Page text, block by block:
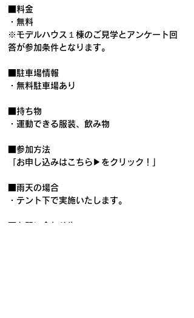
■料金
・無料
※モデルハウス１棟のご見学とアンケート回
答が参加条件となります。
■駐車場情報
・無料駐車場あり
■持ち物
・運動できる服装、飲み物
■参加方法
「お申し込みはこちら▶をクリック！」
■雨天の場合
・テント下で実施いたします。